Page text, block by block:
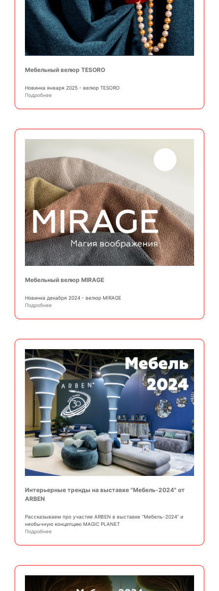
Мебельный велюр TESORO
Новинка января 2025 - велюр TESORO
Подробнее
Мебельный велюр MIRAGE
Новинка декабря 2024 - велюр MIRAGE
Подробнее
Интерьерные тренды на выставке "Мебель-2024" от
ARBEN
Рассказываем про участие ARBEN в выставке "Мебель-2024" и
необычную концепцию MAGIC PLANET
Подробнее